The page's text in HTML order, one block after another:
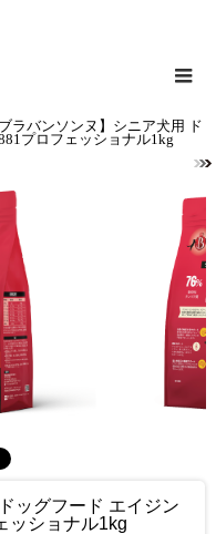
ラバンソンヌ】シニア犬用 ド
プロフェッショナル1kg
ッグフード エイジン
ッショナル1kg